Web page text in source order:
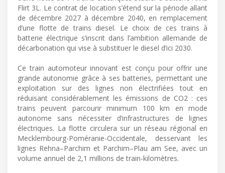
Flirt 3L. Le contrat de location s’étend sur la période allant
de décembre 2027 à décembre 2040, en remplacement
d’une flotte de trains diesel. Le choix de ces trains à
batterie électrique s’inscrit dans l’ambition allemande de
décarbonation qui vise à substituer le diesel d’ici 2030.
Ce train automoteur innovant est conçu pour offrir une
grande autonomie grâce à ses batteries, permettant une
exploitation sur des lignes non électrifiées tout en
réduisant considérablement les émissions de CO2 : ces
trains peuvent parcourir minimum 100 km en mode
autonome sans nécessiter d’infrastructures de lignes
électriques. La flotte circulera sur un réseau régional en
Mecklembourg-Poméranie-Occidentale, desservant les
lignes Rehna–Parchim et Parchim–Plau am See, avec un
volume annuel de 2,1 millions de train-kilomètres.